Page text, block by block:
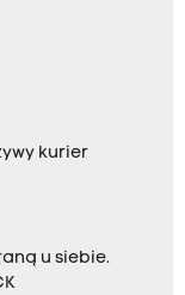
kurier
u siebie.